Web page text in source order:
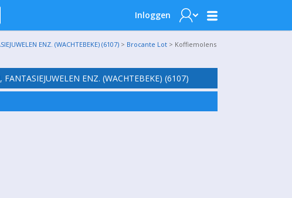
Inloggen
ENZ. (WACHTEBEKE) (6107) > Brocante Lot > Koffiemolens
ENZ. (WACHTEBEKE) (6107)